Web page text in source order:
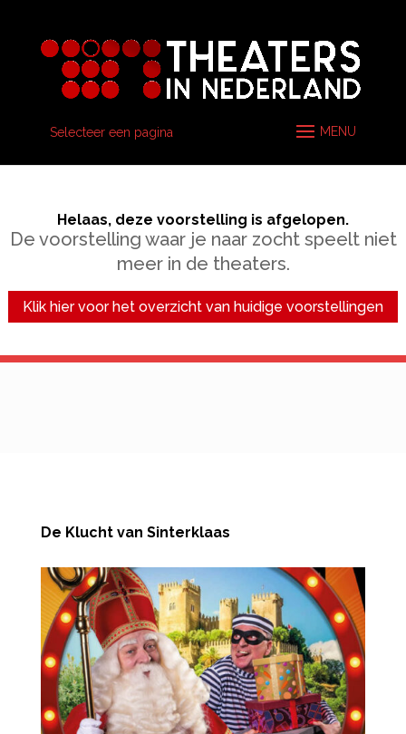
Selecteer een pagina
Helaas, deze voorstelling is afgelopen.
De voorstelling waar je naar zocht speelt niet
meer in de theaters.
Klik hier voor het overzicht van huidige voorstellingen
De Klucht van Sinterklaas